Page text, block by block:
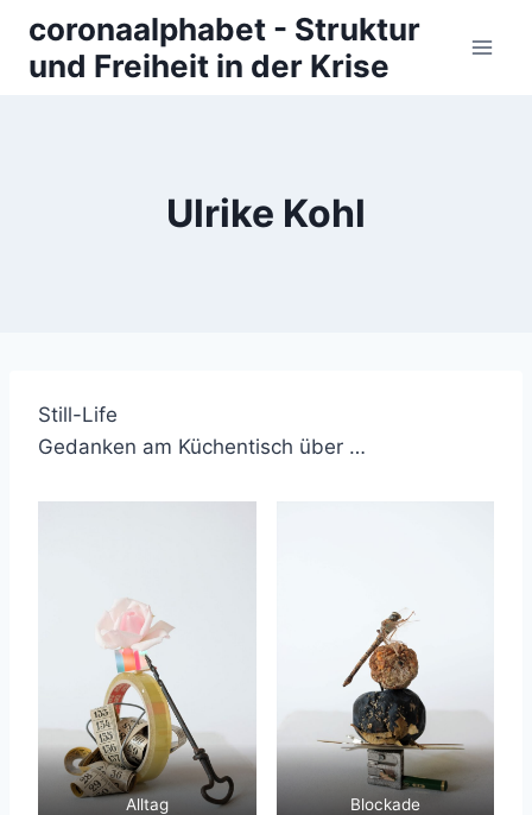
Inhalt
springen
coronaalphabet - Struktur
und Freiheit in der Krise
Ulrike Kohl
Still-Life
Gedanken am Küchentisch über …
Alltag Blockade